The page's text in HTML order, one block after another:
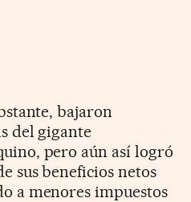
bajaron
del gigante
pero aún así logró
sus beneficios netos
a menores impuestos